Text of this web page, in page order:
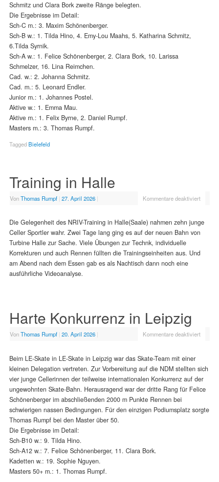
Schmitz und Clara Bork zweite Ränge belegten.
Die Ergebnisse im Detail:
Sch-C m.: 3. Maxim Schönenberger.
Sch-B w.: 1. Tilda Hino, 4. Emy-Lou Maahs, 5. Katharina Schmitz,
6.Tilda Syrnik.
Sch-A w.: 1. Felice Schönenberger, 2. Clara Bork, 10. Larissa
Schmelzer, 16. Lina Reimchen.
Cad. w.: 2. Johanna Schmitz.
Cad. m.: 5. Leonard Endler.
Junior m.: 1. Johannes Postel.
Aktive w.: 1. Emma Mau.
Aktive m.: 1. Felix Byrne, 2. Daniel Rumpf.
Masters m.: 3. Thomas Rumpf.
TaggedBielefeld
Training in Halle
VonThomas Rumpf | 27. April 2026 | Kommentare deaktiviert
Die Gelegenheit des NRIV-Training in Halle(Saale) nahmen zehn junge
Celler Sportler wahr. Zwei Tage lang ging es auf der neuen Bahn von
Turbine Halle zur Sache. Viele Übungen zur Technk, individuelle
Korrekturen und auch Rennen füllten die Trainingseinheiten aus. Und
am Abend nach dem Essen gab es als Nachtisch dann noch eine
ausführliche Videoanalyse.
Harte Konkurrenz in Leipzig
VonThomas Rumpf | 20. April 2026 | Kommentare deaktiviert
Beim LE-Skate in LE-Skate in Leipzig war das Skate-Team mit einer
kleinen Delegation vertreten. Zur Vorbereitung auf die NDM stellten sich
vier junge Cellerinnen der teilweise internationalen Konkurrenz auf der
ungewohnten Skate-Bahn. Herausragend war der dritte Rang für Felice
Schönenberger im abschließenden 2000 m Punkte Rennen bei
schwierigen nassen Bedingungen. Für den einzigen Podiumsplatz sorgte
Thomas Rumpf bei den Master über 50.
Die Ergebnisse im Detail:
Sch-B10 w.: 9. Tilda Hino.
Sch-A12 w.: 7. Felice Schönenberger, 11. Clara Bork.
Kadetten w.: 19. Sophie Nguyen.
Masters 50+ m.: 1. Thomas Rumpf.